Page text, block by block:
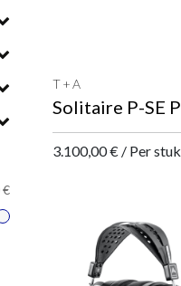
€
T+A
3.100,00€ / Per stuk